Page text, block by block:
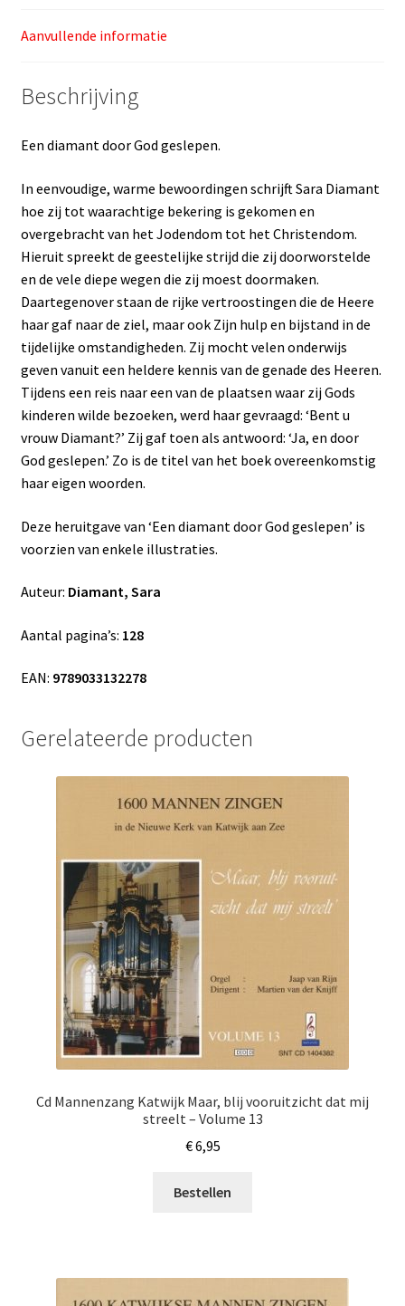
Aanvullende informatie
Beschrijving
Een diamant door God geslepen.
In eenvoudige, warme bewoordingen schrijft Sara Diamant
hoe zij tot waarachtige bekering is gekomen en
overgebracht van het Jodendom tot het Christendom.
Hieruit spreekt de geestelijke strijd die zij doorworstelde
en de vele diepe wegen die zij moest doormaken.
Daartegenover staan de rijke vertroostingen die de Heere
haar gaf naar de ziel, maar ook Zijn hulp en bijstand in de
tijdelijke omstandigheden. Zij mocht velen onderwijs
geven vanuit een heldere kennis van de genade des Heeren.
Tijdens een reis naar een van de plaatsen waar zij Gods
kinderen wilde bezoeken, werd haar gevraagd: ‘Bent u
vrouw Diamant?’ Zij gaf toen als antwoord: ‘Ja, en door
God geslepen.’ Zo is de titel van het boek overeenkomstig
haar eigen woorden.
Deze heruitgave van ‘Een diamant door God geslepen’ is
voorzien van enkele illustraties.
Auteur: Diamant, Sara
Aantal pagina’s: 128
EAN: 9789033132278
Gerelateerde producten
Cd Mannenzang Katwijk Maar, blij vooruitzicht dat mij
streelt – Volume 13
€6,95
Bestellen